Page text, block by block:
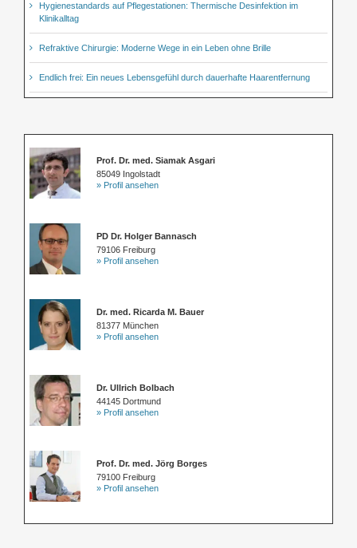
Hygienestandards auf Pflegestationen: Thermische Desinfektion im
Klinikalltag
Refraktive Chirurgie: Moderne Wege in ein Leben ohne Brille
Endlich frei: Ein neues Lebensgefühl durch dauerhafte Haarentfernung
Prof. Dr. med. Siamak Asgari
85049 Ingolstadt
» Profil ansehen
PD Dr. Holger Bannasch
79106 Freiburg
» Profil ansehen
Dr. med. Ricarda M. Bauer
81377 München
» Profil ansehen
Dr. Ullrich Bolbach
44145 Dortmund
» Profil ansehen
Prof. Dr. med. Jörg Borges
79100 Freiburg
» Profil ansehen